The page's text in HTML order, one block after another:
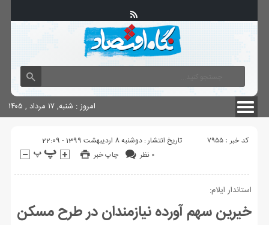
آگهی های دولتی چاپ
امروز : شنبه, ۱۷ مرداد , ۱۴۰۵
کد خبر : 7955
تاریخ انتشار : دوشنبه 8 اردیبهشت 1399 - 22:09
چاپ خبر
۰ نظر
استاندار ایلام:
خیرین سهم آورده نیازمندان در طرح مسکن